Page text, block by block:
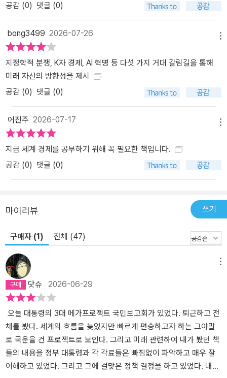
공감 (0) 댓글 (0)
bong3499 2026-07-26
지정학적 분쟁, K자 경제, AI 혁명 등 다섯 가지 거대 갈림길을 통해
미래 자산의 방향성을 제시
공감 (0) 댓글 (0)
어진주 2026-07-17
지금 세계 경제를 공부하기 위해 꼭 필요한 책입니다.
공감 (0) 댓글 (0)
마이리뷰 쓰기
구매자 (1) 전체 (47)
닷슈 2026-06-29
오늘 대통령의 3대 메가프로젝트 국민보고회가 있었다. 퇴근하고 전
체를 봤다. 세계의 흐름을 늦었지만 빠르게 편승하고자 하는 그야말
로 국운을 건 프로젝트로 보인다. 그리고 미래 관련하여 내가 봤던 책
들의 내용을 정부 대통령과 각 각료들은 빠짐없이 파악하고 매우 잘
이해하고 있었다. 그리고 그에 걸맞은 정책 결정을 하고 있었다. 내란